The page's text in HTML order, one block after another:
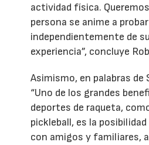
actividad física.
persona se anime a
independientemente de
experiencia”, concluye
Asimismo, en palabras
“Uno de los grandes
deportes de raqueta,
pickleball, es la
con amigos y familiares,